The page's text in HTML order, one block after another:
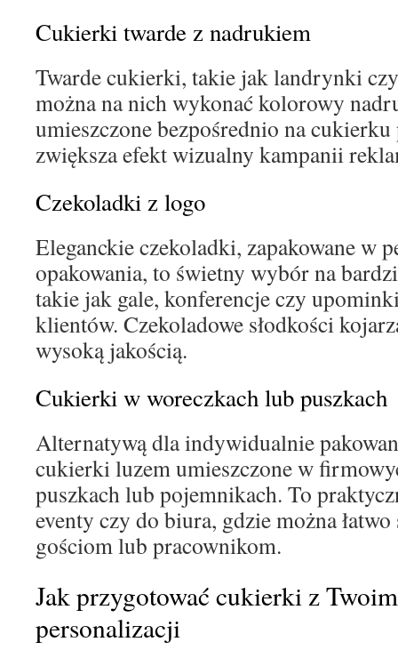
Cukierki twarde z nadrukiem
Twarde cukierki, takie jak landrynki
można na nich wykonać kolorowy
umieszczone bezpośrednio na
zwiększa efekt wizualny kampanii
Czekoladki z logo
Eleganckie czekoladki, zapakowane w
opakowania, to świetny wybór na
takie jak gale, konferencje czy
klientów. Czekoladowe słodkości
wysoką jakością.
Cukierki w woreczkach lub puszkach
Alternatywą dla indywidualnie
cukierki luzem umieszczone w
puszkach lub pojemnikach. To
eventy czy do biura, gdzie można łatwo
gościom lub pracownikom.
Jak przygotować cukierki z
personalizacji